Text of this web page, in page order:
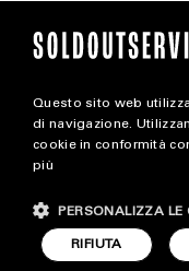
Questo sito web
di navigazione.
cookie in conformità
più
RIFIUTA
PERSONALIZZA LE